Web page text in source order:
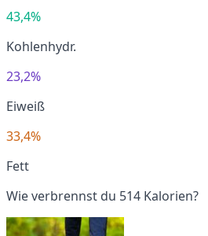
43,4%
Kohlenhydr.
23,2%
Eiweiß
33,4%
Fett
Wie verbrennst du 514 Kalorien?